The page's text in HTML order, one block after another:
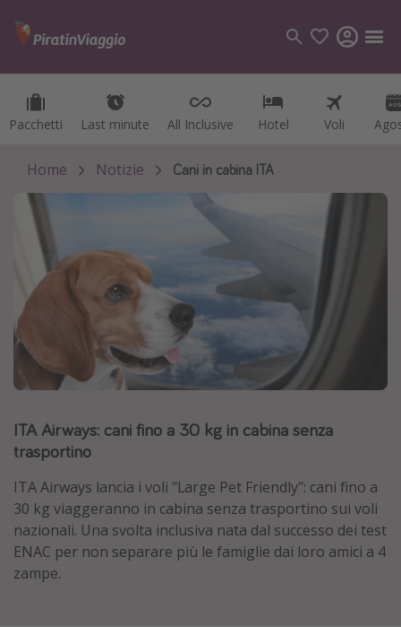
Pacchetti Last minute All Inclusive Hotel Voli
Pacchetti Last minute All Inclusive Hotel Voli
Categorie
Voli
Hotel
Vacanze
Crociere
Destinazioni
Tutte le destinazioni
Italia
Albania
Grecia
Baleari
Egitto
Tunisia
Malta
Canarie
Home Notizie Cani in cabina ITA
ITA Airways: cani fino a 30 kg in cabina senza
trasportino
ITA Airways lancia i voli "Large Pet Friendly": cani fino a
30 kg viaggeranno in cabina senza trasportino sui voli
nazionali. Una svolta inclusiva nata dal successo dei test
ENAC per non separare più le famiglie dai loro amici a 4
zampe.